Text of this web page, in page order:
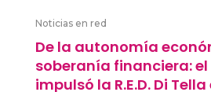
Noticias en red
De la autonomía
soberanía financiera:
impulsó la R.E.D. Di Tella